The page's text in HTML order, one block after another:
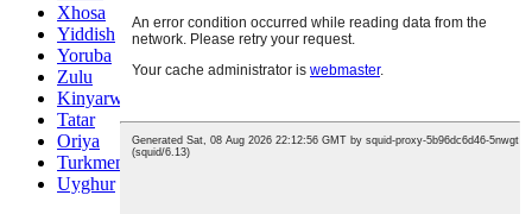
Xhosa
Yiddish
Yoruba
Zulu
Kinyarwanda
Tatar
Oriya
Turkmen
Uyghur